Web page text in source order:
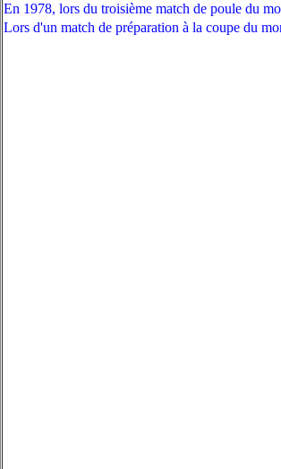
En 1978, lors du troisième match de poule du
Lors d'un match de préparation à la coupe du